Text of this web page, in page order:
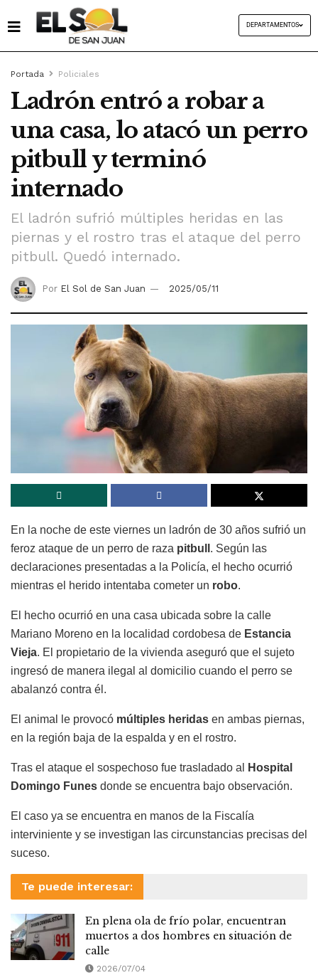
DEPARTAMENTOS
Portada Policiales
Ladrón entró a robar a
una casa, lo atacó un perro
pitbull y terminó
internado
El ladrón sufrió múltiples heridas en las
piernas y el rostro tras el ataque del perro
pitbull. Quedó internado.
Por El Sol de San Juan 2025/05/11
En la noche de este viernes un ladrón de 30 años sufrió un
feroz ataque de un perro de raza pitbull . Según las
declaraciones presentadas a la Policía, el hecho ocurrió
mientras el herido intentaba cometer un robo.
El hecho ocurrió en una casa ubicada sobre la calle
Mariano Moreno en la localidad cordobesa de Estancia
Vieja. El propietario de la vivienda aseguró que el sujeto
ingresó de manera ilegal al domicilio cuando el perro se
abalanzó contra él.
El animal le provocó múltiples heridas en ambas piernas,
en la región baja de la espalda y en el rostro.
Tras el ataque el sospechoso fue trasladado al
Hospital
Domingo Funes donde se encuentra bajo observación.
El caso ya se encuentra en manos de la Fiscalía
interviniente y se investigan las circunstancias precisas del
suceso.
Te puede interesar:
En plena ola de frío polar, encuentran
muertos a dos hombres en situación de
calle
2026/07/04